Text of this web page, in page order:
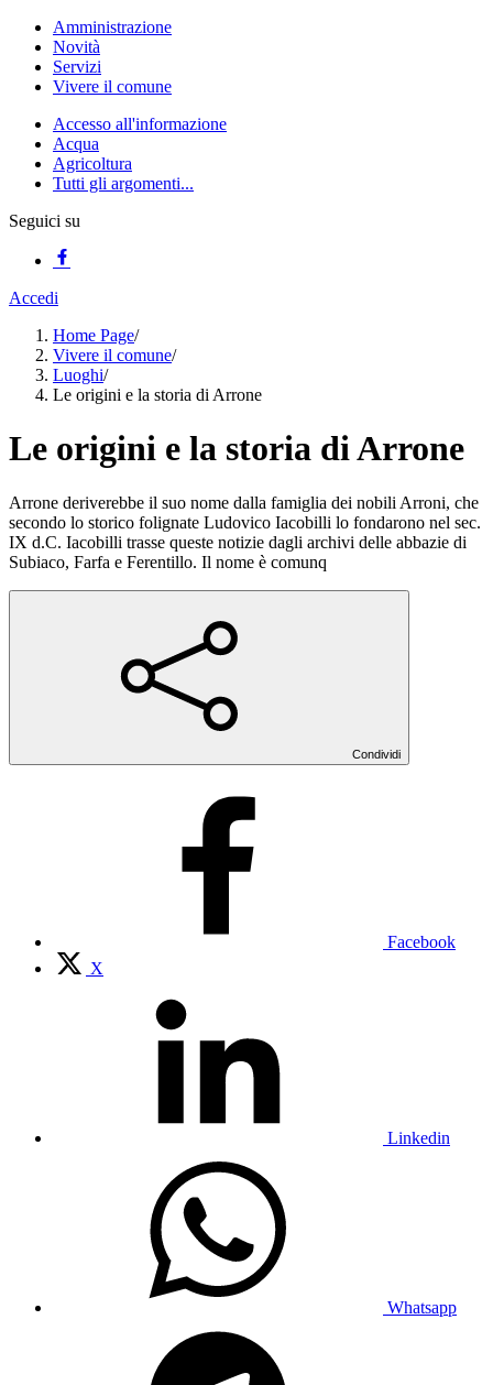
Amministrazione
Novità
Servizi
Vivere il comune
Accesso all'informazione
Acqua
Agricoltura
Tutti gli argomenti...
Seguici su
Accedi
Home Page/
Vivere il comune/
Luoghi/
Le origini e la storia di Arrone
Le origini e la storia di Arrone
Arrone deriverebbe il suo nome dalla famiglia dei nobili Arroni, che
secondo lo storico folignate Ludovico Iacobilli lo fondarono nel sec.
IX d.C. Iacobilli trasse queste notizie dagli archivi delle abbazie di
Subiaco, Farfa e Ferentillo. Il nome è comunq
Condividi
Facebook
X
Linkedin
Whatsapp